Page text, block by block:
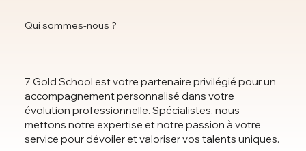
Qui sommes-nous ?
7 Gold School est votre partenaire privilégié pour un
accompagnement personnalisé dans votre
évolution professionnelle. Spécialistes, nous
mettons notre expertise et notre passion à votre
service pour dévoiler et valoriser vos talents uniques.